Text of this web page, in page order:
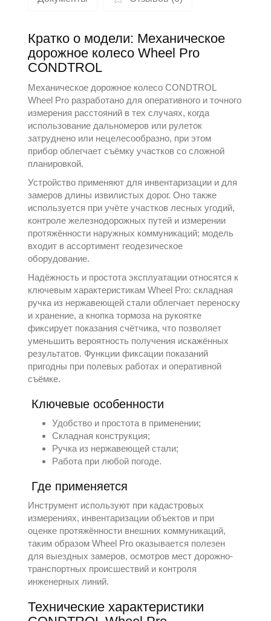
Кратко о модели: Механическое
дорожное колесо Wheel Pro
CONDTROL
Механическое дорожное колесоCONDTROL
Wheel Pro разработано для оперативного и точного
измерения расстояний в тех случаях, когда
использование дальномеров или рулеток
затруднено или нецелесообразно, при этом
прибор облегчает съёмку участков со сложной
планировкой.
Устройство применяют для инвентаризации и для
замеров длины извилистых дорог. Оно также
используется при учёте участков лесных угодий,
контроле железнодорожных путей и измерении
протяжённости наружных коммуникаций; модель
входит в ассортимент геодезическое
оборудование.
Надёжность и простота эксплуатации относятся к
ключевым характеристикам Wheel Pro: складная
ручка из нержавеющей стали облегчает переноску
и хранение, а кнопка тормоза на рукоятке
фиксирует показания счётчика, что позволяет
уменьшить вероятность получения искажённых
результатов. Функции фиксации показаний
пригодны при полевых работах и оперативной
съёмке.
Ключевые особенности
Удобство и простота в применении;
Складная конструкция;
Ручка из нержавеющей стали;
Работа при любой погоде.
Где применяется
Инструмент используют при кадастровых
измерениях, инвентаризации объектов и при
оценке протяжённости внешних коммуникаций,
таким образом Wheel Pro оказывается полезен
для выездных замеров, осмотров мест дорожно-
транспортных происшествий и контроля
инженерных линий.
Технические характеристики